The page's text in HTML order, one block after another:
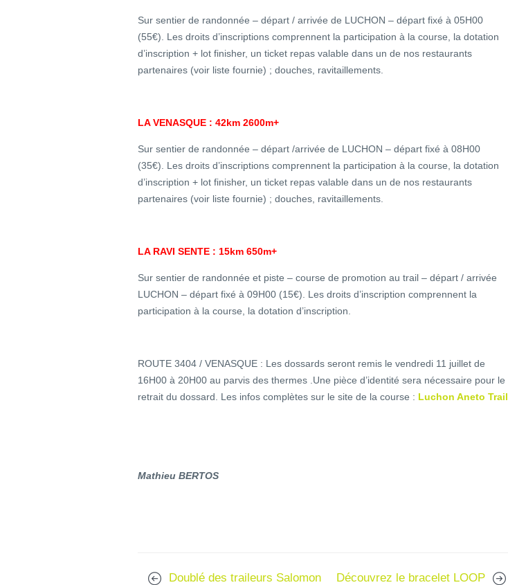
Sur sentier de randonnée – départ / arrivée de LUCHON – départ fixé à 05H00
(55€). Les droits d’inscriptions comprennent la participation à la course, la dotation
d’inscription + lot finisher, un ticket repas valable dans un de nos restaurants
partenaires (voir liste fournie) ; douches, ravitaillements.
LA VENASQUE : 42km 2600m+
Sur sentier de randonnée – départ /arrivée de LUCHON – départ fixé à 08H00
(35€). Les droits d’inscriptions comprennent la participation à la course, la dotation
d’inscription + lot finisher, un ticket repas valable dans un de nos restaurants
partenaires (voir liste fournie) ; douches, ravitaillements.
LA RAVI SENTE : 15km 650m+
Sur sentier de randonnée et piste – course de promotion au trail – départ / arrivée
LUCHON – départ fixé à 09H00 (15€). Les droits d’inscription comprennent la
participation à la course, la dotation d’inscription.
ROUTE 3404 / VENASQUE : Les dossards seront remis le vendredi 11 juillet de
16H00 à 20H00 au parvis des thermes .Une pièce d’identité sera nécessaire pour le
retrait du dossard. Les infos complètes sur le site de la course : Luchon Aneto Trail
Mathieu BERTOS
Doublé des traileurs Salomon
Découvrez le bracelet LOOP